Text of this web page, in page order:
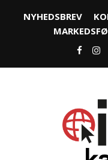
NYHEDSBREV